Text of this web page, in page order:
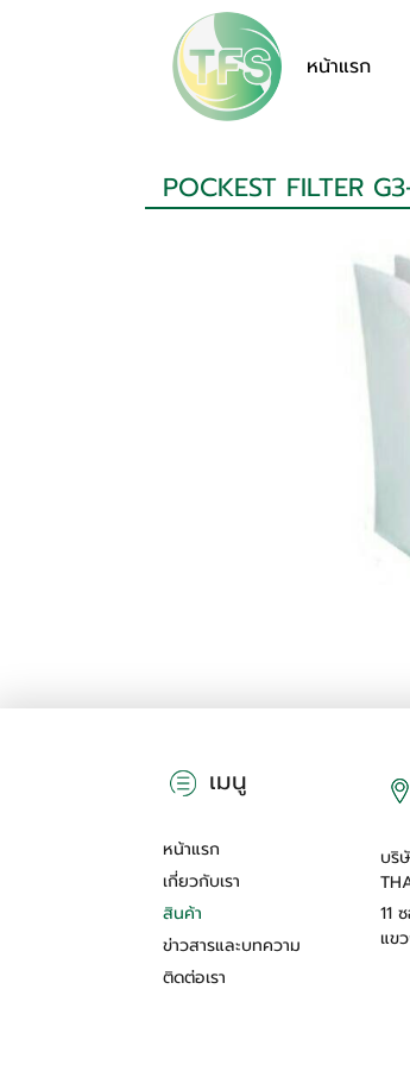
หน้าแรก
POCKEST FILTER
เมนู
หน้าแรก
เกี่ยวกับเรา
สินค้า
ข่าวสารและบทความ
ติดต่อเรา
บริ
11
แข